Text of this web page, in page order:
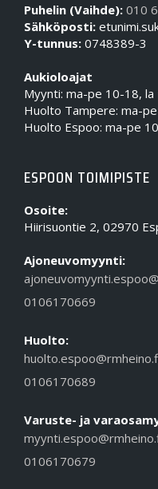
Puhelin (Vaihde): 010
Sähköposti:
Y-tunnus: 0748389-3
Aukioloajat
Myynti: ma-pe 10-18,
Huolto Tampere: ma-
Huolto Espoo: ma-pe
ESPOON TOIMIPISTE
Osoite:
Hiirisuontie 2, 02970
Ajoneuvomyynti:
0106170669
Huolto:
0106170689
Varuste- ja
0106170679